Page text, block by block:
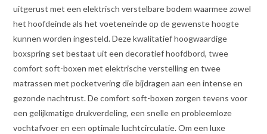
uitgerust met een elektrisch verstelbare bodem waarmee zowel
het hoofdeinde als het voeteneinde op de gewenste hoogte
kunnen worden ingesteld. Deze kwalitatief hoogwaardige
boxspring set bestaat uit een decoratief hoofdbord, twee
comfort soft-boxen met elektrische verstelling en twee
matrassen met pocketvering die bijdragen aan een intense en
gezonde nachtrust. De comfort soft-boxen zorgen tevens voor
een gelijkmatige drukverdeling, een snelle en probleemloze
vochtafvoer en een optimale luchtcirculatie. Om een luxe